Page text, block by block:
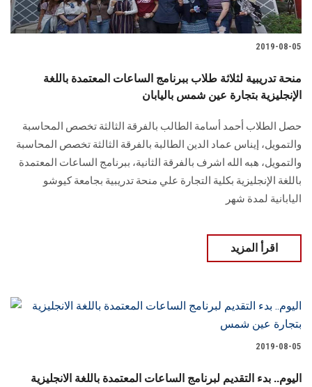
2019-08-05
منحة تدريبية لثلاثة طلاب ببرنامج الساعات المعتمدة باللغة
الإنجليزية بتجارة عين شمس باليابان
حصل الطلاب أحمد أسامة الطالب بالفرقة الثالثة تخصص المحاسبة
والتمويل، إيناس عماد الدين الطالبة بالفرقة الثالثة تخصص المحاسبة
والتمويل، هبه الله اشرف بالفرقة الثانية، ببرنامج الساعات المعتمدة
باللغة الإنجليزية بكلية التجارة علي منحة تدريبية بجامعة كيوشو
اليابانية لمدة شهر
اقرأ المزيد
2019-08-05
اليوم.. بدء التقديم لبرنامج الساعات المعتمدة باللغة الانجليزية